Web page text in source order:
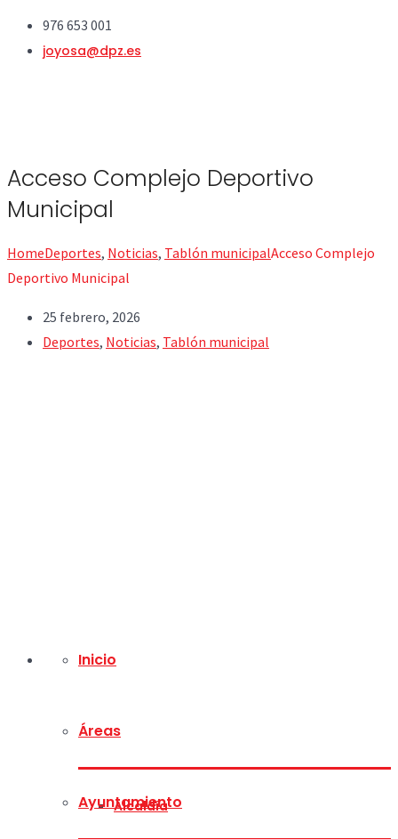
976 653 001
joyosa@dpz.es
Inicio
Áreas
Alcaldía
Ayuntamiento
Acceso Complejo Deportivo
Municipal
HomeDeportes, Noticias, Tablón municipalAcceso Complejo
Deportivo Municipal
25 febrero, 2026
Deportes, Noticias, Tablón municipal